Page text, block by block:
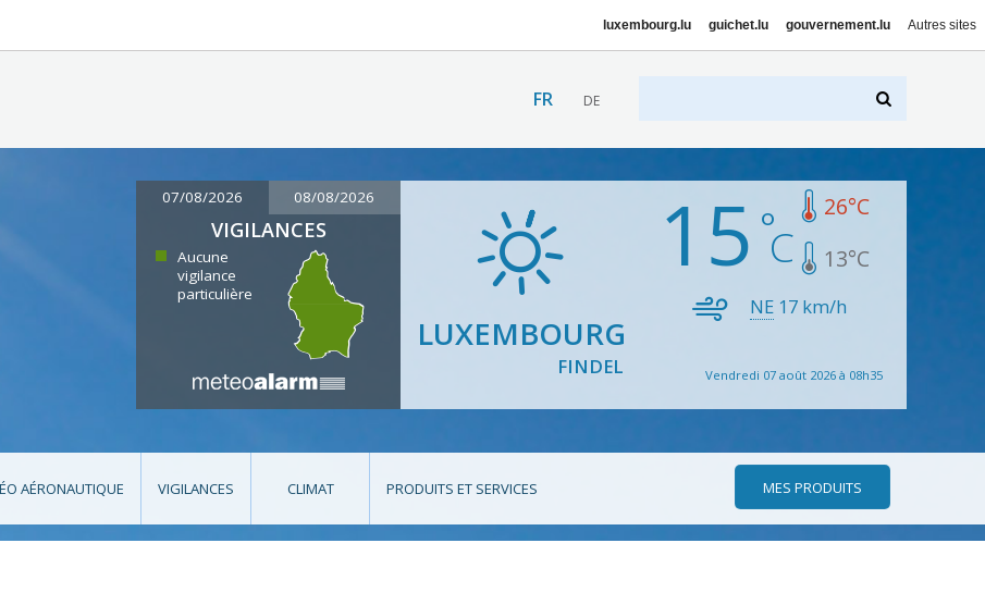
luxembourg.lu guichet.lu gouvernement.lu Autres sites
FR DE
07/08/2026 08/08/2026
VIGILANCES
Aucune
vigilance
particulière
LUXEMBOURG
FINDEL
15 26°C
13°C
NE 17 km/h
Vendredi 07 août 2026 à 08h35
AÉRONAUTIQUE VIGILANCES CLIMAT PRODUITS ET SERVICES MES PRODUITS